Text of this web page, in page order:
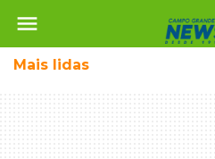
menu
Mais lidas